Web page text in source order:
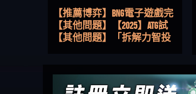
的全攻略！
知道什麼叫超過3萬種中獎方
式！
整攻略！熱門老虎機、集鴻
運玩法、獨家試玩一次看！
【其他問題】【2025】ATG試
玩必看！戰神賽特51,000倍數
玩法攻略，輕鬆稱霸老虎
【其他問題】「拆解力智投
資詐騙套路緊急追討賴
是詐騙嗎 南部老翁還在癡迷
力智投資高回報獲利 請不要
【其他問題】 【遇天盛商行
騙 天盛商行是真的嗎 天盛商
行是詐騙嗎 被天盛商行詐騙
靈詐騙痛不欲生 大戶e點靈是
真的嗎 大戶e點靈是不是詐騙
持續收割國人中【免費討回
資金賴zg369】弘記投資是詐
【其他問題】 被騙追回賴
【zg369】KnTop利用新型詐騙
【其他問題】機台運算專案